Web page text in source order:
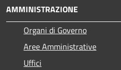
AMMINISTRAZIONE
Organi di Governo
Aree Amministrative
Uffici